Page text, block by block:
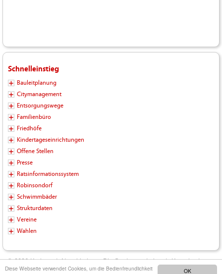
OK
Diese Webseite verwendet Cookies, um die Bedienfreundlichkeit
Schnelleinstieg
Bauleitplanung
Citymanagement
Entsorgungswege
Familienbüro
Friedhöfe
Kindertageseinrichtungen
Offene Stellen
Presse
Ratsinformationssystem
Robinsondorf
Schwimmbäder
Strukturdaten
Vereine
Wahlen
© 2026 Kreisstadt Neunkirchen - Die Stadt zum Leben | Kontakt |